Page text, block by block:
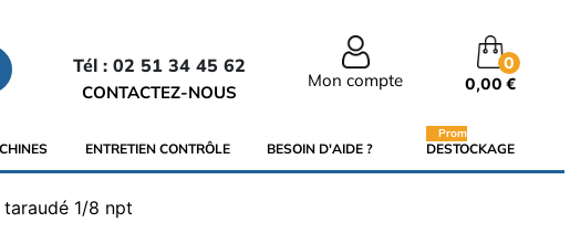
Tél : 02 51 34 45 62
CONTACTEZ-NOUS
Mon compte
0
0,00 €
ENTRETIEN CONTRÔLE BESOIN D'AIDE ? DESTOCKAGE
Promo
1/8 npt